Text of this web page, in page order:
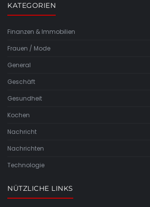
KATEGORIEN
Finanzen & Immobilien
Frauen / Mode
General
Geschäft
Gesundheit
Kochen
Nachricht
Nachrichten
Technologie
NÜTZLICHE LINKS